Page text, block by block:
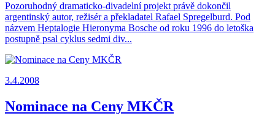
Pozoruhodný dramaticko-divadelní projekt právě dokončil
argentinský autor, režisér a překladatel Rafael Spregelburd. Pod
názvem Heptalogie Hieronyma Bosche od roku 1996 do letoška
postupně psal cyklus sedmi div...
3.4.2008
Nominace na Ceny MKČR